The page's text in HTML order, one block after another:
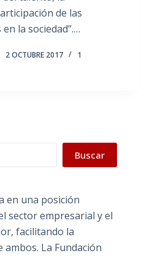
de las
la sociedad”.…
2 OCTUBRE 2017
1
Buscar
en una posición
sector empresarial y el
facilitando la
La Fundación